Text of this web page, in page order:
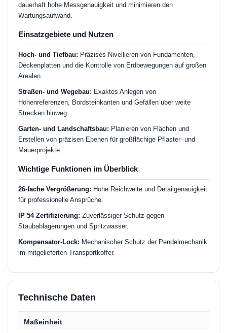
dauerhaft hohe Messgenauigkeit und minimieren den
Wartungsaufwand.
Einsatzgebiete und Nutzen
Hoch- und Tiefbau: Präzises Nivellieren von Fundamenten,
Deckenplatten und die Kontrolle von Erdbewegungen auf großen
Arealen.
Straßen- und Wegebau: Exaktes Anlegen von
Höhenreferenzen, Bordsteinkanten und Gefällen über weite
Strecken hinweg.
Garten- und Landschaftsbau: Planieren von Flächen und
Erstellen von präzisen Ebenen für großflächige Pflaster- und
Mauerprojekte.
Wichtige Funktionen im Überblick
26-fache Vergrößerung: Hohe Reichweite und Detailgenauigkeit
für professionelle Ansprüche.
IP 54 Zertifizierung: Zuverlässiger Schutz gegen
Staubablagerungen und Spritzwasser.
Kompensator-Lock: Mechanischer Schutz der Pendelmechanik
im mitgelieferten Transportkoffer.
Technische Daten
Maßeinheit